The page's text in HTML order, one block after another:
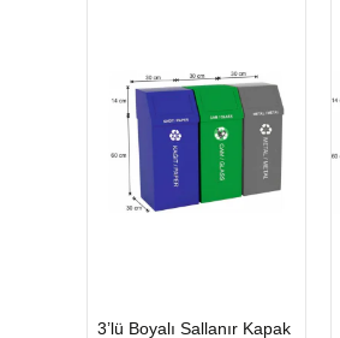
HIZLI
GÖNDERİ
3’lü Boyalı Sallanır Kapak